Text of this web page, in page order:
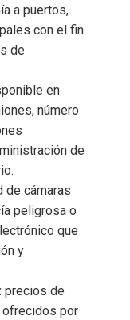
a puertos,
con el fin
de
en
número
de
de cámaras
peligrosa o
que
y
precios de
por